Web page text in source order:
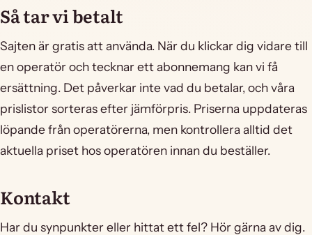
Så tar vi betalt
Sajten är gratis att använda. När du klickar dig vidare till
en operatör och tecknar ett abonnemang kan vi få
ersättning. Det påverkar inte vad du betalar, och våra
prislistor sorteras efter jämförpris. Priserna uppdateras
löpande från operatörerna, men kontrollera alltid det
aktuella priset hos operatören innan du beställer.
Kontakt
Har du synpunkter eller hittat ett fel? Hör gärna av dig.